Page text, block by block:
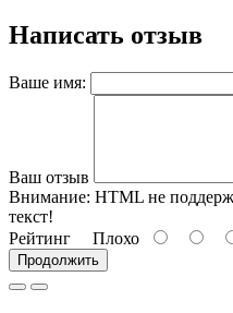
Написать отзыв
Ваше имя:
Ваш отзыв
Внимание: HTML не
текст!
Рейтинг Плохо
Продолжить